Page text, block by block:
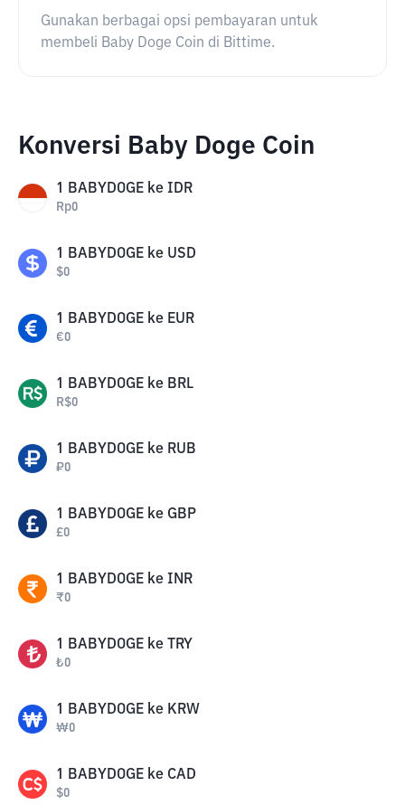
Gunakan berbagai opsi pembayaran untuk
membeli Baby Doge Coin di Bittime.
Konversi Baby Doge Coin
1 BABYDOGE ke IDR
Rp0
1 BABYDOGE ke USD
$0
1 BABYDOGE ke EUR
€0
1 BABYDOGE ke BRL
R$0
1 BABYDOGE ke RUB
₽0
1 BABYDOGE ke GBP
£0
1 BABYDOGE ke INR
₹0
1 BABYDOGE ke TRY
₺0
1 BABYDOGE ke KRW
₩0
1 BABYDOGE ke CAD
$0